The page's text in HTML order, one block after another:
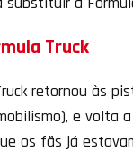
Truck
retornou às
e volta
os fãs já